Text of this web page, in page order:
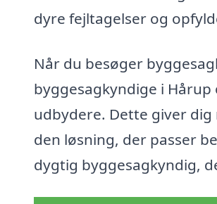
dyre fejltagelser og
Når du besøger
byggesagkyndige i
udbydere. Dette giver
den løsning, der passer
dygtig byggesagkyndig,